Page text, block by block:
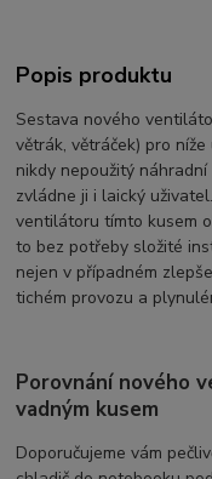
Popis produktu
Sestava nového
větrák, větráček) pro
nikdy nepoužitý
zvládne ji i laický
ventilátoru tímto kusem
to bez potřeby složité
nejen v případném
tichém provozu a
Porovnání nového
vadným kusem
Doporučujeme vám